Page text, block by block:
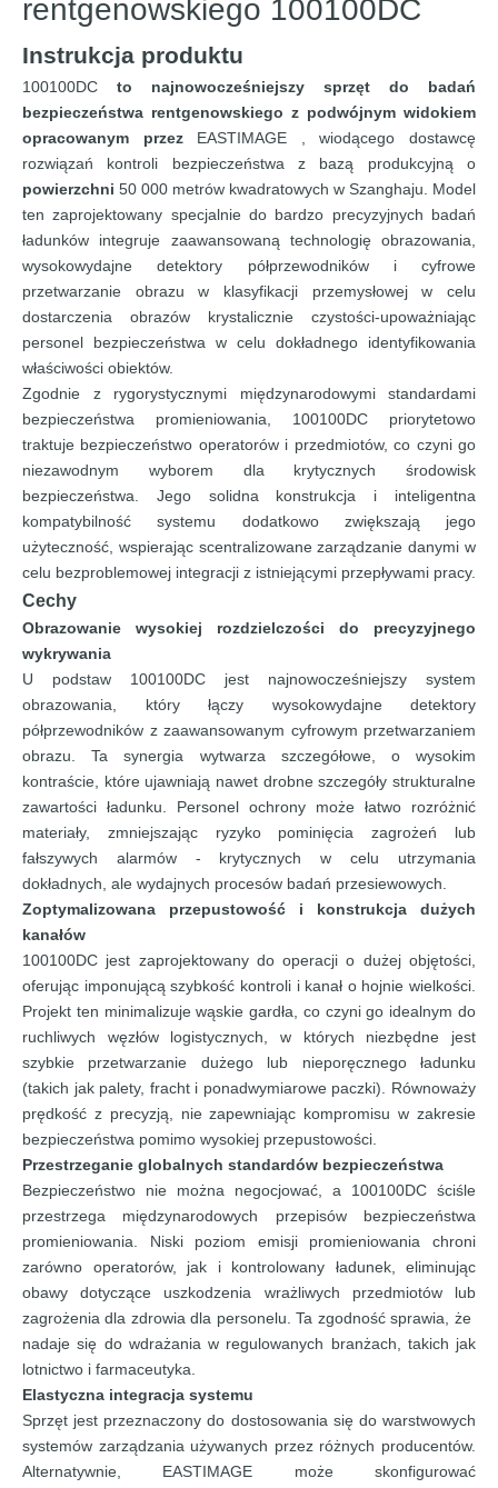
rentgenowskiego 100100DC
Instrukcja produktu
100100DC to najnowocześniejszy sprzęt do badań
bezpieczeństwa rentgenowskiego z podwójnym widokiem
opracowanym przez EASTIMAGE , wiodącego dostawcę
rozwiązań kontroli bezpieczeństwa z bazą produkcyjną o
powierzchni 50 000 metrów kwadratowych w Szanghaju. Model
ten zaprojektowany specjalnie do bardzo precyzyjnych badań
ładunków integruje zaawansowaną technologię obrazowania,
wysokowydajne detektory półprzewodników i cyfrowe
przetwarzanie obrazu w klasyfikacji przemysłowej w celu
dostarczenia obrazów krystalicznie czystości-upoważniając
personel bezpieczeństwa w celu dokładnego identyfikowania
właściwości obiektów.
Zgodnie z rygorystycznymi międzynarodowymi standardami
bezpieczeństwa promieniowania, 100100DC priorytetowo
traktuje bezpieczeństwo operatorów i przedmiotów, co czyni go
niezawodnym wyborem dla krytycznych środowisk
bezpieczeństwa. Jego solidna konstrukcja i inteligentna
kompatybilność systemu dodatkowo zwiększają jego
użyteczność, wspierając scentralizowane zarządzanie danymi w
celu bezproblemowej integracji z istniejącymi przepływami pracy.
Cechy
Obrazowanie wysokiej rozdzielczości do precyzyjnego
wykrywania
U podstaw 100100DC jest najnowocześniejszy system
obrazowania, który łączy wysokowydajne detektory
półprzewodników z zaawansowanym cyfrowym przetwarzaniem
obrazu. Ta synergia wytwarza szczegółowe, o wysokim
kontraście, które ujawniają nawet drobne szczegóły strukturalne
zawartości ładunku. Personel ochrony może łatwo rozróżnić
materiały, zmniejszając ryzyko pominięcia zagrożeń lub
fałszywych alarmów - krytycznych w celu utrzymania
dokładnych, ale wydajnych procesów badań przesiewowych.
Zoptymalizowana przepustowość i konstrukcja dużych
kanałów
100100DC jest zaprojektowany do operacji o dużej objętości,
oferując imponującą szybkość kontroli i kanał o hojnie wielkości.
Projekt ten minimalizuje wąskie gardła, co czyni go idealnym do
ruchliwych węzłów logistycznych, w których niezbędne jest
szybkie przetwarzanie dużego lub nieporęcznego ładunku
(takich jak palety, fracht i ponadwymiarowe paczki). Równoważy
prędkość z precyzją, nie zapewniając kompromisu w zakresie
bezpieczeństwa pomimo wysokiej przepustowości.
Przestrzeganie globalnych standardów bezpieczeństwa
Bezpieczeństwo nie można negocjować, a 100100DC ściśle
przestrzega międzynarodowych przepisów bezpieczeństwa
promieniowania. Niski poziom emisji promieniowania chroni
zarówno operatorów, jak i kontrolowany ładunek, eliminując
obawy dotyczące uszkodzenia wrażliwych przedmiotów lub
zagrożenia dla zdrowia dla personelu. Ta zgodność sprawia, że ​​
nadaje się do wdrażania w regulowanych branżach, takich jak
lotnictwo i farmaceutyka.
Elastyczna integracja systemu
Sprzęt jest przeznaczony do dostosowania się do warstwowych
systemów zarządzania używanych przez różnych producentów.
Alternatywnie, EASTIMAGE może skonfigurować